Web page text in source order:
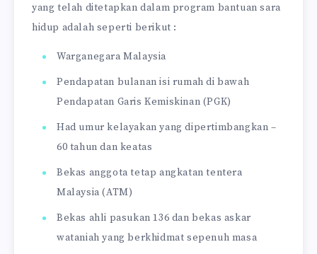
yang telah ditetapkan dalam program bantuan sara
hidup adalah seperti berikut :
Warganegara Malaysia
Pendapatan bulanan isi rumah di bawah
Pendapatan Garis Kemiskinan (PGK)
Had umur kelayakan yang dipertimbangkan –
60 tahun dan keatas
Bekas anggota tetap angkatan tentera
Malaysia (ATM)
Bekas ahli pasukan 136 dan bekas askar
wataniah yang berkhidmat sepenuh masa